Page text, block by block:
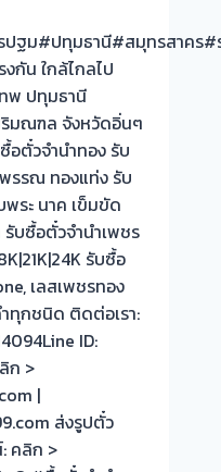
ฐม#ปทุมธานี#สมุทรสาคร#
กัน ใกล้ไกลไป
พ ปทุมธานี
มณฑล จังหวัดอิ่นๆ
อตั๋วจำนำทอง รับ
รรณ ทองแท่ง รับ
ระ นาค เข็มขัด
บซื้อตั๋วจำนำเพชร
รับซื้อ
เลสเพชรทอง
ทุกชนิด ติดต่อเรา:
ID:
ก >
|
ส่งรูปตั๋ว
: คลิก >